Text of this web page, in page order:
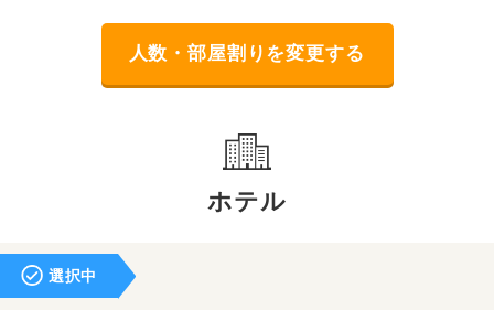
人数・部屋割りを変更する
ホテル
選択中